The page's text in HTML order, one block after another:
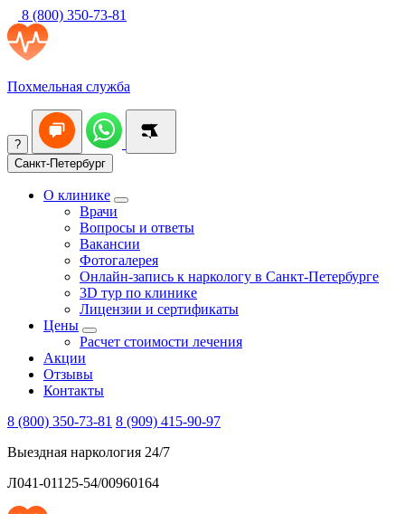
8 (800) 350-73-81
Похмельная служба
?
Санкт-Петербург
О клинике
Врачи
Вопросы и ответы
Вакансии
Фотогалерея
Онлайн-запись к наркологу в Санкт-Петербурге
3D тур по клинике
Лицензии и сертификаты
Цены
Расчет стоимости лечения
Акции
Отзывы
Контакты
8 (800) 350-73-81 8 (909) 415-90-97
Выездная наркология 24/7
Л041-01125-54/00960164